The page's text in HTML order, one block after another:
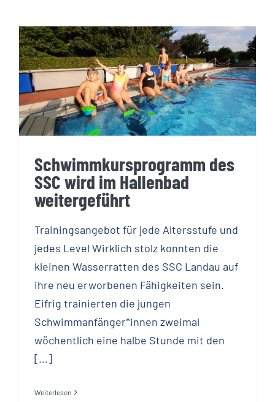
Schwimmkursprogramm des
SSC wird im Hallenbad
weitergeführt
Schwimmkursprogramm des
SSC wird im Hallenbad
weitergeführt
Trainingsangebot für jede Altersstufe und
jedes Level Wirklich stolz konnten die
kleinen Wasserratten des SSC Landau auf
ihre neu erworbenen Fähigkeiten sein.
Eifrig trainierten die jungen
Schwimmanfänger*innen zweimal
wöchentlich eine halbe Stunde mit den
[...]
Weiterlesen